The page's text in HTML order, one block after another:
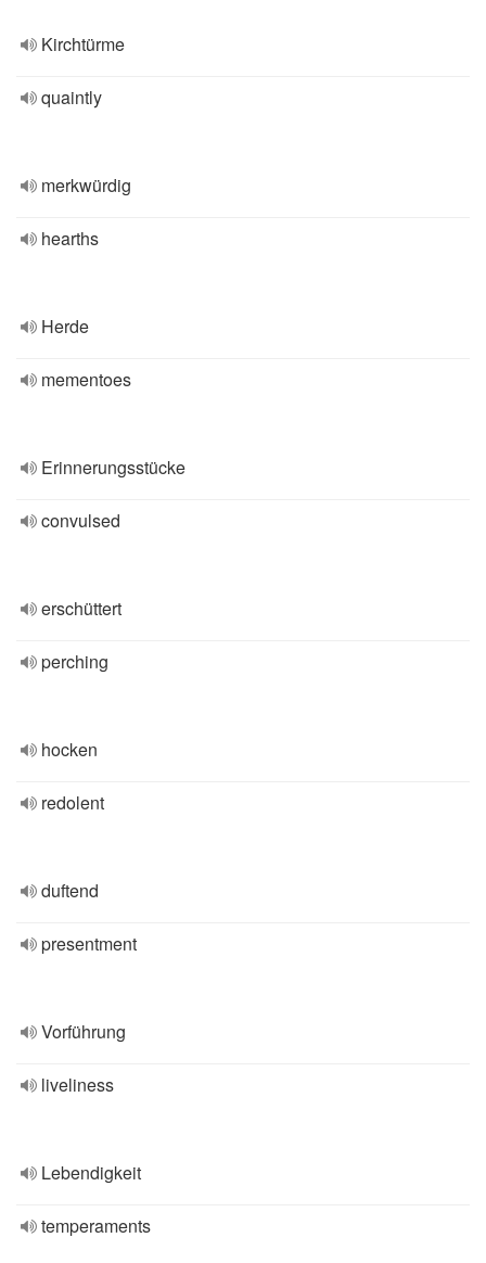
Kirchtürme
quaintly
merkwürdig
hearths
Herde
mementoes
Erinnerungsstücke
convulsed
erschüttert
perching
hocken
redolent
duftend
presentment
Vorführung
liveliness
Lebendigkeit
temperaments